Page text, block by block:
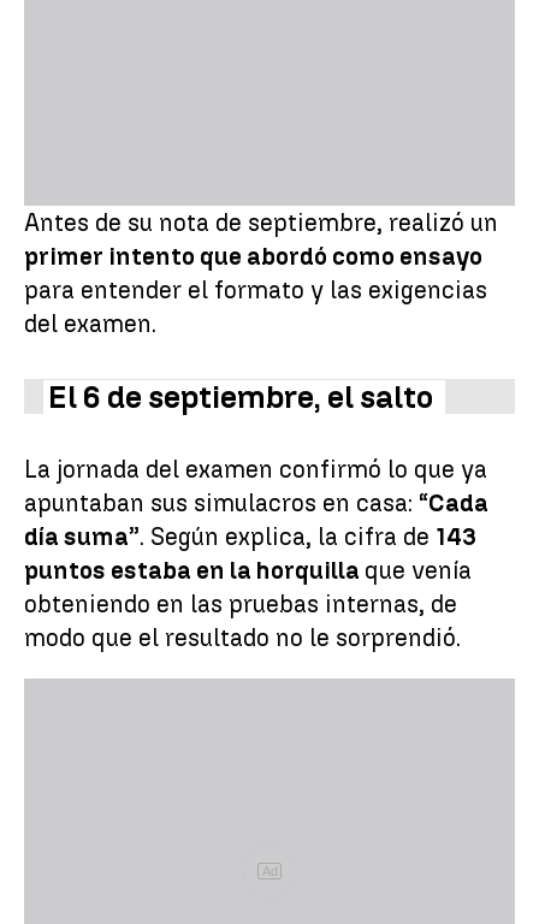
Antes de su nota de septiembre, realizó un
primer intento que abordó como ensayo
para entender el formato y las exigencias
del examen.
El 6 de septiembre, el salto
La jornada del examen confirmó lo que ya
apuntaban sus simulacros en casa: “Cada
día suma”. Según explica, la cifra de 143
puntos estaba en la horquilla que venía
obteniendo en las pruebas internas, de
modo que el resultado no le sorprendió.
Ad